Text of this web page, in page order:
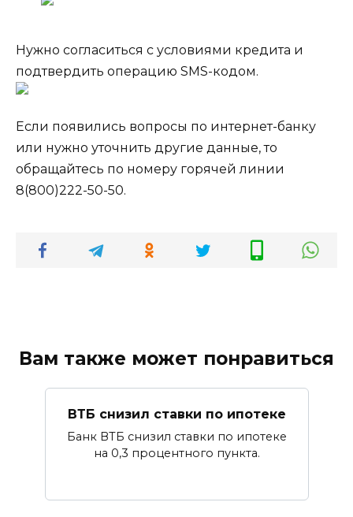
Нужно согласиться с условиями кредита и
подтвердить операцию SMS-кодом.
Если появились вопросы по интернет-банку
или нужно уточнить другие данные, то
обращайтесь по номеру горячей линии
8(800)222-50-50.
Вам также может понравиться
ВТБ снизил ставки по ипотеке
Банк ВТБ снизил ставки по ипотеке
на 0,3 процентного пункта.